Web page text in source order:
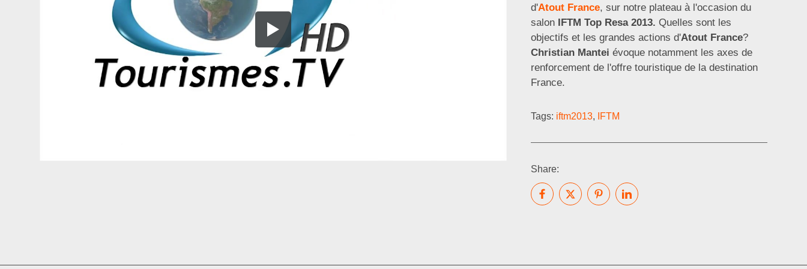
d'Atout France, sur notre plateau à l'occasion du
salon IFTM Top Resa 2013.Quelles sont les
objectifs et les grandes actions d'Atout France?
Christian Mantei évoque notamment les axes de
renforcement de l'offre touristique de la destination
France.
Tags: iftm2013, IFTM
Share: